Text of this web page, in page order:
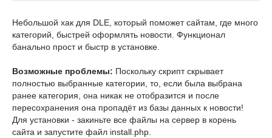
Небольшой хак для DLE, который поможет сайтам, где много
категорий, быстрей оформлять новости. Функционал
банально прост и быстр в установке.
Возможные проблемы: Поскольку скрипт скрывает
полностью выбранные категории, то, если была выбрана
ранее категория, она никак не отобразится и после
пересохранения она пропадёт из базы данных к новости!
Для установки - закиньте все файлы на сервер в корень
сайта и запустите файл install.php.